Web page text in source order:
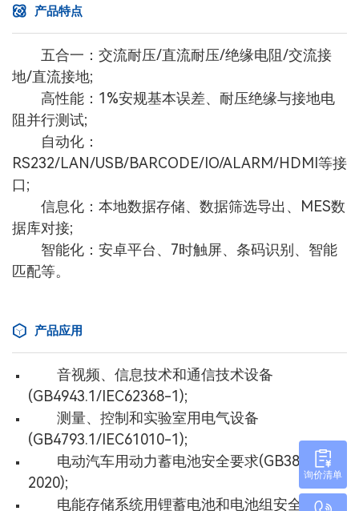
产品特点
五合一：交流耐压/直流耐压/绝缘电阻/交流接
地/直流接地;
高性能：1%安规基本误差、耐压绝缘与接地电
阻并行测试;
自动化：
RS232/LAN/USB/BARCODE/IO/ALARM/HDMI等接
口;
信息化：本地数据存储、数据筛选导出、MES数
据库对接;
智能化：安卓平台、7时触屏、条码识别、智能
匹配等。
产品应用
音视频、信息技术和通信技术设备
(GB4943.1/IEC62368-1);
测量、控制和实验室用电气设备
(GB4793.1/IEC61010-1);
电动汽车用动力蓄电池安全要求(GB38031-
2020);
电能存储系统用锂蓄电池和电池组安全要求
询价清单